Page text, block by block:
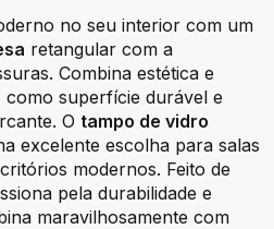
no seu interior com um
retangular com a
Combina estética e
superfície durável e
O tampo de vidro
excelente escolha para salas
modernos. Feito de
pela durabilidade e
maravilhosamente com